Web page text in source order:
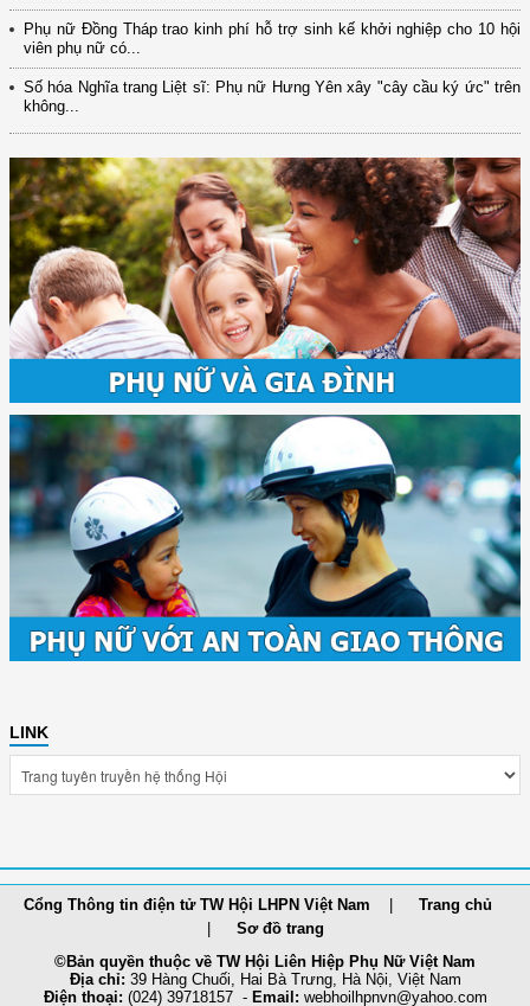
Phụ nữ Đồng Tháp trao kinh phí hỗ trợ sinh kế khởi nghiệp cho 10 hội
viên phụ nữ có...
Số hóa Nghĩa trang Liệt sĩ: Phụ nữ Hưng Yên xây "cây cầu ký ức" trên
không...
LINK
Cổng Thông tin điện tử TW Hội LHPN Việt Nam
Trang chủ
Sơ đồ trang
©Bản quyền thuộc về TW Hội Liên Hiệp Phụ Nữ Việt Nam
Địa chỉ: 39 Hàng Chuối, Hai Bà Trưng, Hà Nội, Việt Nam
Điện thoại: (024) 39718157 - Email: webhoilhpnvn@yahoo.com